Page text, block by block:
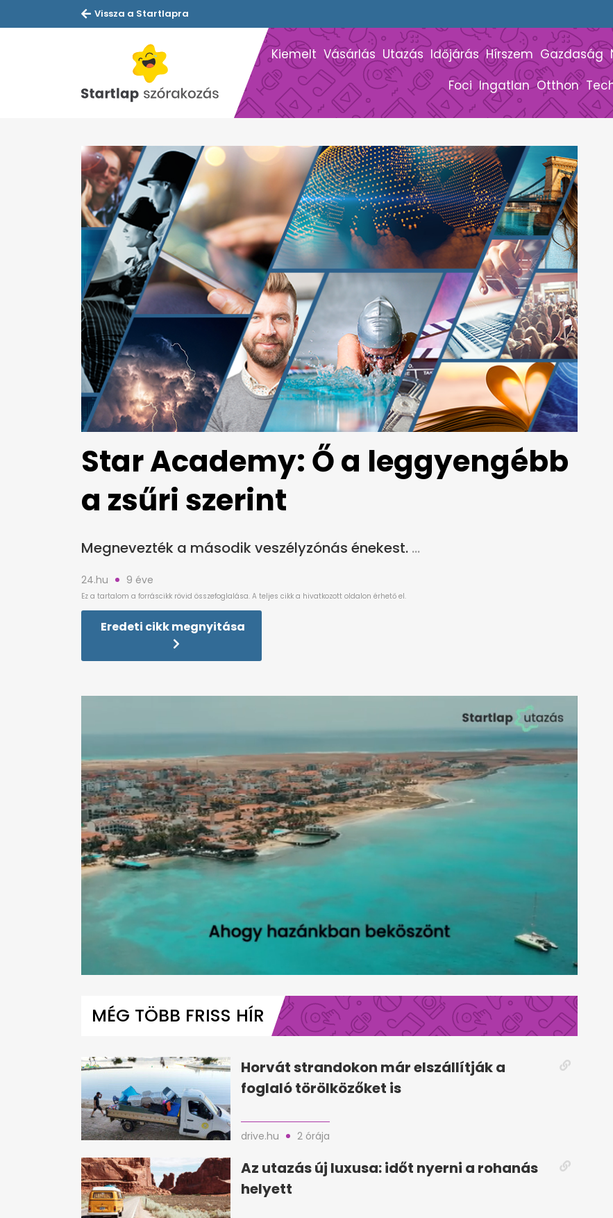
Vissza a Startlapra
Kiemelt Vásárlás Utazás Időjárás Hírszem Gazdaság
Foci Ingatlan Otthon
Star Academy: Ő a leggyengébb
a zsűri szerint
Megnevezték a második veszélyzónás énekest.
24.hu 9 éve
Eredeti cikk megnyitása
minute,
0%
MÉG TÖBB FRISS HÍR
Horvát strandokon már elszállítják a
foglaló törölközőket is
drive.hu 2 órája
Az utazás új luxusa: időt nyerni a rohanás
helyett